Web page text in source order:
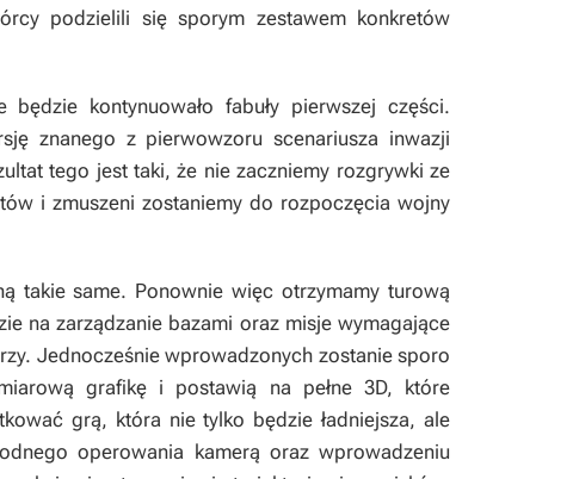
podzielili się sporym zestawem konkretów
będzie kontynuowało fabuły pierwszej części.
znanego z pierwowzoru scenariusza inwazji
tego jest taki, że nie zaczniemy rozgrywki ze
i zmuszeni zostaniemy do rozpoczęcia wojny
takie same. Ponownie więc otrzymamy turową
na zarządzanie bazami oraz misje wymagające
Jednocześnie wprowadzonych zostanie sporo
grafikę i postawią na pełne 3D, które
grą, która nie tylko będzie ładniejsza, ale
operowania kamerą oraz wprowadzeniu